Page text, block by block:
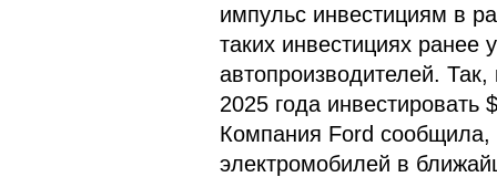
импульс инвестициям в
таких инвестициях ранее
автопроизводителей.
2025 года
Компания Ford сообщила,
электромобилей в